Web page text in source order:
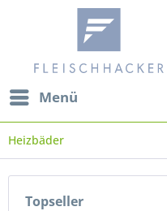
Menü
Heizbäder
Topseller